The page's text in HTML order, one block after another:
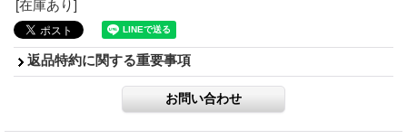
[在庫あり]
返品特約に関する重要事項